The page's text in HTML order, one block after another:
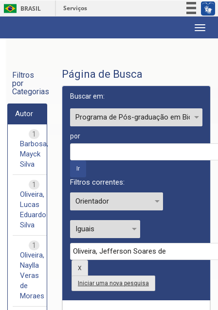
BRASIL
Serviços
Acesso à informação
Página de Busca
Buscar em:
por
Filtros correntes:
Iniciar uma nova pesquisa
Filtros
por
Categorias
Autor
1
Barbosa,
Mayck
Silva
1
Oliveira,
Lucas
Eduardo
Silva
1
Oliveira,
Naylla
Veras
de
Moraes